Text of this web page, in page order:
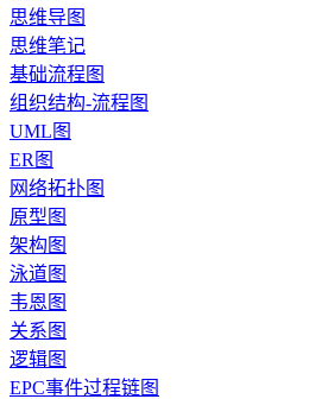
思维导图
思维笔记
基础流程图
组织结构-流程图
UML图
ER图
网络拓扑图
原型图
架构图
泳道图
韦恩图
关系图
逻辑图
EPC事件过程链图